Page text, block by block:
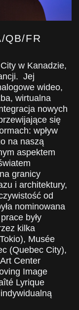
QB/FR
w Kanadzie,
Jej
wideo,
wirtualna
nowych
się
wpływ
na naszą
aspektem
granicy
i architektury,
od
nominowana
były
kilka
Musée
(Quebec City),
Center
Image
Lyrique